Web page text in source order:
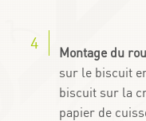
Montage du
sur le biscuit
biscuit sur la
papier de